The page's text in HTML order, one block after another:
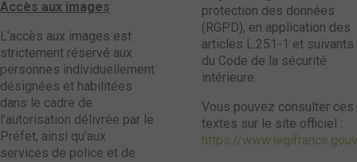
Accès aux images
L’accès aux images est
strictement réservé aux
personnes individuellement
désignées et habilitées
dans le cadre de
l’autorisation délivrée par le
Préfet, ainsi qu’aux
services de police et de
protection des données
(RGPD), en application des
articles L.251-1 et suivants
du Code de la sécurité
intérieure.
Vous pouvez consulter ces
textes sur le site officiel :
https://